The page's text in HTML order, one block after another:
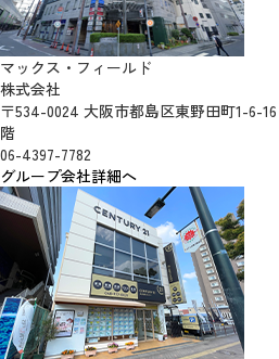
マックス・フィールド
株式会社
〒534-0024 大阪市都島区東野田町1-6-
階
06-4397-7782
グループ会社詳細へ